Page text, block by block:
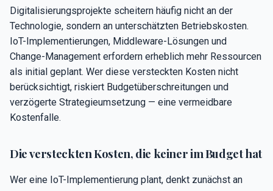
Digitalisierungsprojekte scheitern häufig nicht an der
Technologie, sondern an unterschätzten Betriebskosten.
IoT-Implementierungen, Middleware-Lösungen und
Change-Management erfordern erheblich mehr Ressourcen
als initial geplant. Wer diese versteckten Kosten nicht
berücksichtigt, riskiert Budgetüberschreitungen und
verzögerte Strategieumsetzung — eine vermeidbare
Kostenfalle.
Die versteckten Kosten, die keiner im Budget hat
Wer eine IoT-Implementierung plant, denkt zunächst an